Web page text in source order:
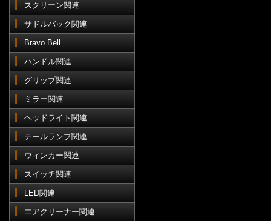
スクリーン関連
サドルバック関連
Bravo Bell
ハンドル関連
グリップ関連
ミラー関連
ヘッドライト関連
テールランプ関連
ウィンカー関連
スイッチ関連
LED関連
エアクリーナー関連